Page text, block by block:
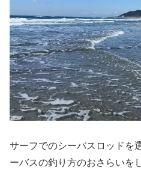
サーフでのシーバスロッドを
ーバスの釣り方のおさらいを